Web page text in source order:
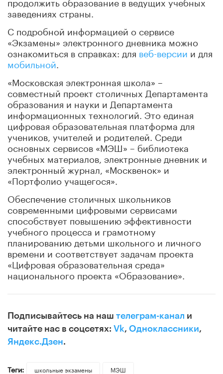
заведениях страны.
С подробной информацией о сервисе
«Экзамены» электронного дневника можно
ознакомиться в справках: для веб-версии и для
мобильной
«Московская электронная школа» –
совместный проект столичных Департамента
образования и науки и Департамента
информационных технологий. Это единая
цифровая образовательная платформа для
учеников, учителей и родителей. Среди
основных сервисов «МЭШ» – библиотека
учебных материалов, электронные дневник и
электронный журнал, «Москвенок» и
«Портфолио учащегося».
Обеспечение столичных школьников
современными цифровыми сервисами
способствует повышению эффективности
учебного процесса и грамотному
планированию детьми школьного и личного
времени и соответствует задачам проекта
«Цифровая образовательная среда»
национального проекта «Образование».
Подписывайтесь на наш телеграм-канал и
читайте нас в соцсетях: Vk, Одноклассники,
Яндекс.Дзен.
Теги: школьные экзамены
МЭШ